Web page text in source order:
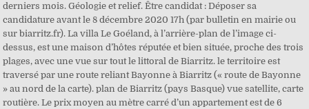
derniers mois. Géologie et relief. Être candidat : Déposer sa
candidature avant le 8 décembre 2020 17h (par bulletin en mairie ou
sur biarritz.fr). La villa Le Goéland, à l’arrière-plan de l’image ci-
dessus, est une maison d’hôtes réputée et bien située, proche des trois
plages, avec une vue sur tout le littoral de Biarritz. le territoire est
traversé par une route reliant Bayonne à Biarritz (« route de Bayonne
» au nord de la carte). plan de Biarritz (pays Basque) vue satellite, carte
routière. Le prix moyen au mètre carré d’un appartement est de 6